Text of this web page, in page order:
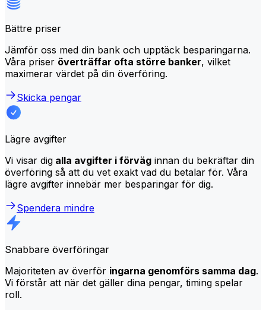
Bättre priser
Jämför oss med din bank och upptäck besparingarna.
Våra priser överträffar ofta större banker, vilket
maximerar värdet på din överföring.
Skicka pengar
Lägre avgifter
Vi visar dig alla avgifter i förväg innan du bekräftar din
överföring så att du vet exakt vad du betalar för. Våra
lägre avgifter innebär mer besparingar för dig.
Spendera mindre
Snabbare överföringar
Majoriteten av överför ingarna genomförs samma dag.
Vi förstår att när det gäller dina pengar, timing spelar
roll.